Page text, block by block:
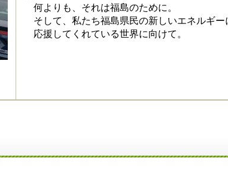
何よりも、それは福島のために。
そして、私たち福島県民の新しいエネルギー
応援してくれている世界に向けて。